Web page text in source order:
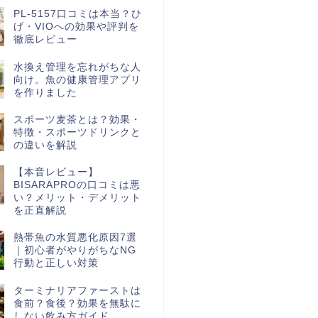
PL-5157口コミは本当？ひ
げ・VIOへの効果や評判を
徹底レビュー
水換え管理を忘れがちな人
向け。魚の健康管理アプリ
を作りました
スポーツ麦茶とは？効果・
特徴・スポーツドリンクと
の違いを解説
【本音レビュー】
BISARAPROの口コミは悪
い？メリット・デメリット
を正直解説
熱帯魚の水質悪化原因7選
｜初心者がやりがちなNG
行動と正しい対策
ターミナリアファーストは
食前？食後？効果を無駄に